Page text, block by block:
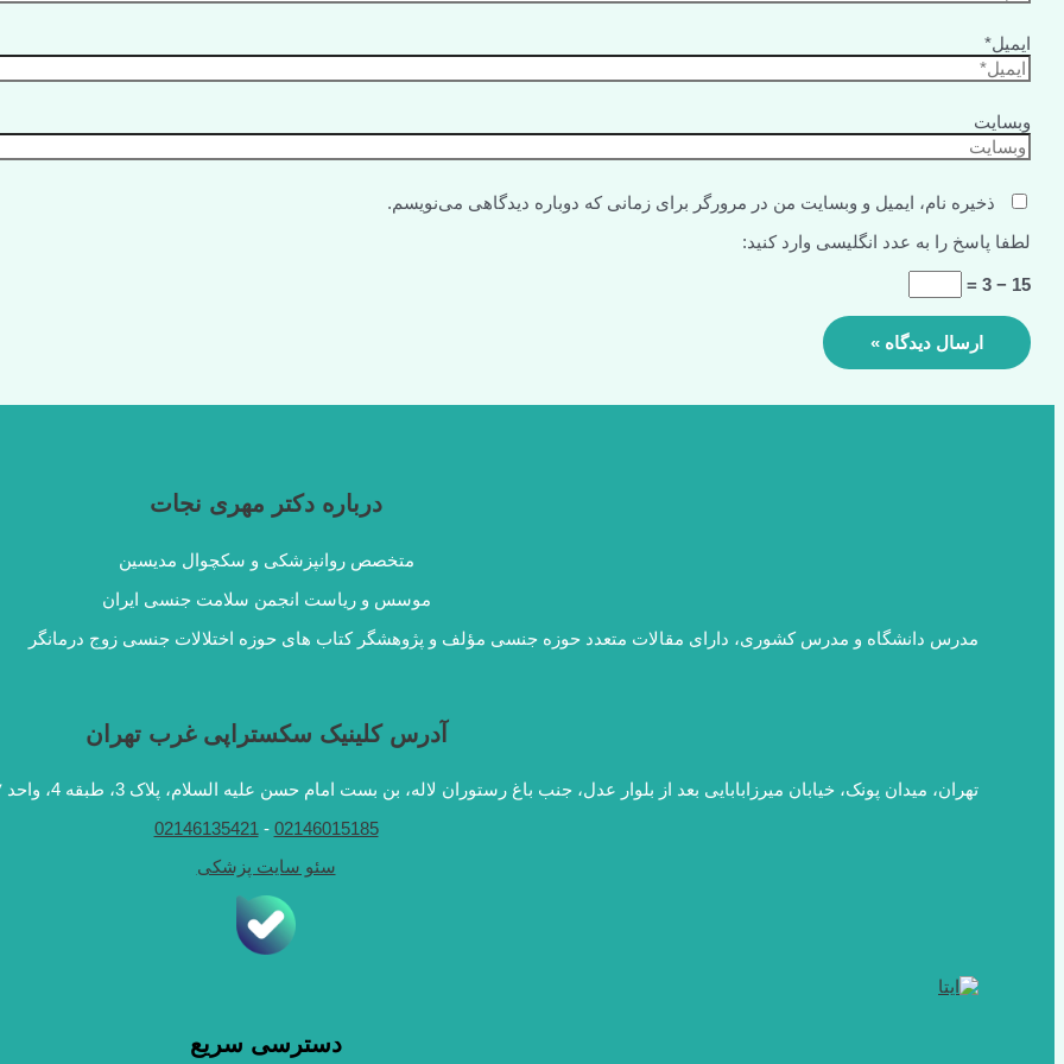
ایمیل*
وبسایت
ذخیره نام، ایمیل و وبسایت من در مرورگر برای زمانی که دوباره دیدگاهی می‌نویسم.
لطفا پاسخ را به عدد انگلیسی وارد کنید:
15 − 3 =
درباره دکتر مهری نجات
متخصص روانپزشکی و سکچوال مدیسین
موسس و ریاست انجمن سلامت جنسی ایران
مدرس دانشگاه و مدرس کشوری، دارای مقالات متعدد حوزه جنسی مؤلف و پژوهشگر کتاب های حوزه اختلالات جنسی زوج درمانگر
آدرس کلینیک سکستراپی غرب تهران
تهران، میدان پونک، خیابان میرزابابایی بعد از بلوار عدل، جنب باغ رستوران لاله، بن بست امام حسن علیه السلام، پلاک 3، طبقه 4، واحد ۷
02146015185
-
02146135421
سئو سایت پزشکی
دسترسی سریع